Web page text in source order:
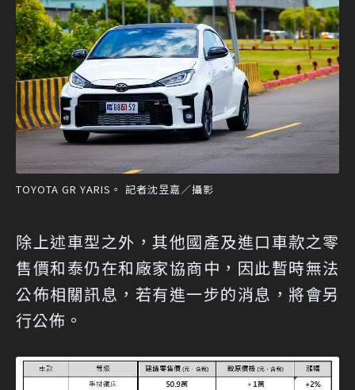
TOYOTA GR YARIS。 記者沈昱嘉／攝影
除上述車型之外，其他國產及進口車款之零
售價和泰仍在和廠家協商中，因此暫時無法
公佈相關訊息，若有進一步的消息，將會另
行公佈。